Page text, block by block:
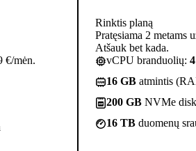
€/mėn.
Rinktis planą
Pratęsiama 2 metams
Atšauk bet kada.
vCPU branduolių: 4
16 GB atmintis
200 GB NVMe
16 TB duomenų